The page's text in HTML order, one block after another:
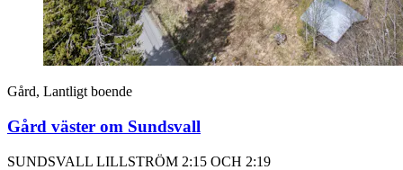
Gård, Lantligt boende
Gård väster om Sundsvall
SUNDSVALL LILLSTRÖM 2:15 OCH 2:19